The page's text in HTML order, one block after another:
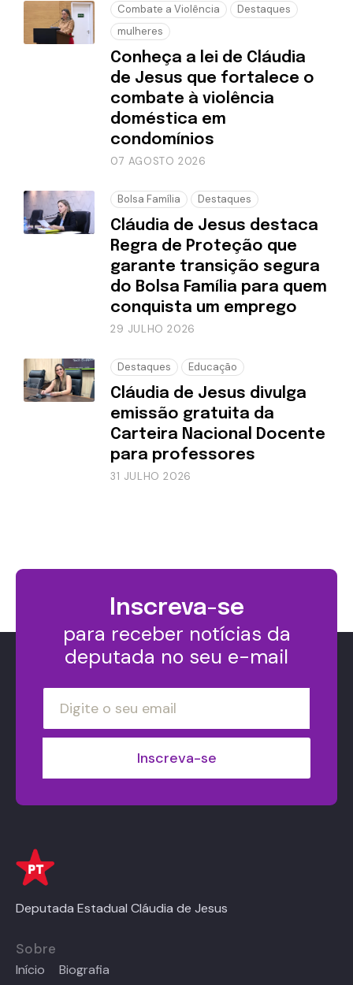
Combate a Violência
Destaques
mulheres
Conheça a lei de Cláudia
de Jesus que fortalece o
combate à violência
doméstica em
condomínios
07 AGOSTO 2026
Bolsa Família Destaques
Cláudia de Jesus destaca
Regra de Proteção que
garante transição segura
do Bolsa Família para quem
conquista um emprego
29 JULHO 2026
Destaques Educação
Cláudia de Jesus divulga
emissão gratuita da
Carteira Nacional Docente
para professores
31 JULHO 2026
Inscreva-se
para receber notícias da
deputada no seu e-mail
Deputada Estadual Cláudia de Jesus
Sobre
Início Biografia